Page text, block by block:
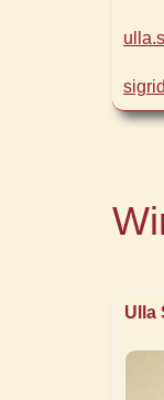
Ulla